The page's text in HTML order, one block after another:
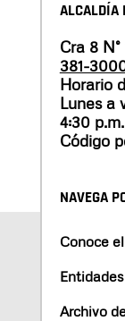
ALCALDÍA
Cra 8
381-
Horario
Lunes a
4:30 p.m.
Código
NAVEGA
Conoce
Archivo